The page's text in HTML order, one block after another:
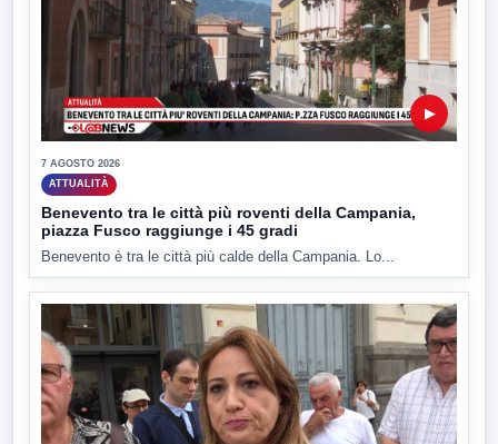
▶
7 AGOSTO 2026
ATTUALITÀ
Benevento tra le città più roventi della Campania,
piazza Fusco raggiunge i 45 gradi
Benevento è tra le città più calde della Campania. Lo...